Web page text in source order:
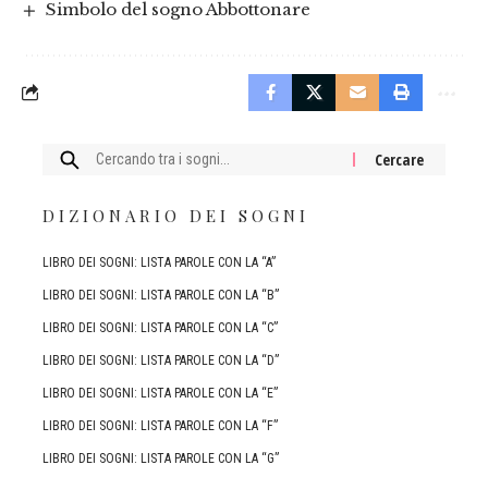
Simbolo del sogno Abbottonare
Cercare:
DIZIONARIO DEI SOGNI
LIBRO DEI SOGNI: LISTA PAROLE CON LA “A”
LIBRO DEI SOGNI: LISTA PAROLE CON LA “B”
LIBRO DEI SOGNI: LISTA PAROLE CON LA “C”
LIBRO DEI SOGNI: LISTA PAROLE CON LA “D”
LIBRO DEI SOGNI: LISTA PAROLE CON LA “E”
LIBRO DEI SOGNI: LISTA PAROLE CON LA “F”
LIBRO DEI SOGNI: LISTA PAROLE CON LA “G”